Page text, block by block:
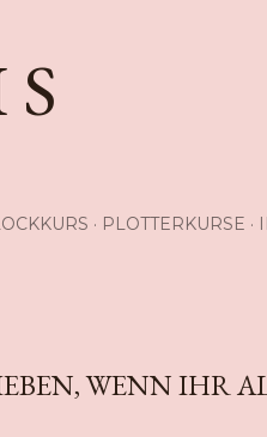
PLOTTERKURSE
WENN IHR